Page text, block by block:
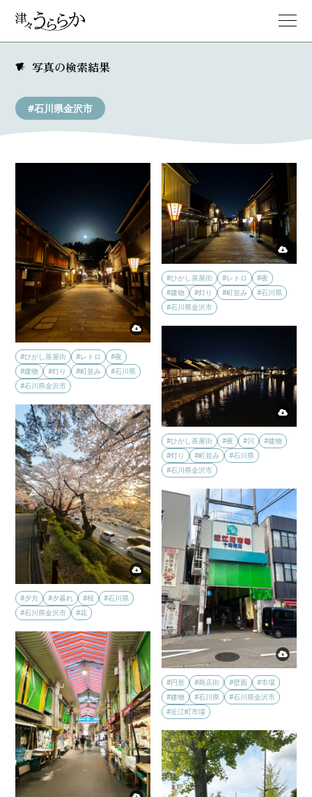
写真の検索結果
#石川県金沢市
#ひがし茶屋街 #レトロ
#夜
#建物
#灯り #町並み
#石川県
#石川県金沢市
#ひがし茶屋街 #レトロ
#夜
#建物
#灯り #町並み
#石川県
#石川県金沢市
#ひがし茶屋街 #夜 #川
#建物
#灯り
#町並み
#石川県
#石川県金沢市
#夕方 #夕暮れ #桜
#石川県
#石川県金沢市
#花
#円形 #商店街 #壁面
#市場
#建物
#石川県
#石川県金沢市
#近江町市場